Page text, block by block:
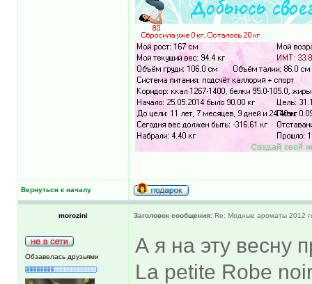
Вернуться к началу
morozini Заголовок сообщения: Re: Модные ароматы 2012
Обзавелась друзьями
А я на эту весну
La petite Robe